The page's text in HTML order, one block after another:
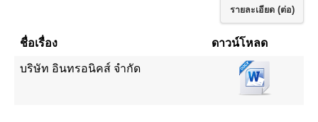
รายละเอียด (ต่อ)
ชื่อเรื่อง ดาวน์โหลด
บริษัท อินทรอนิคส์ จำกัด